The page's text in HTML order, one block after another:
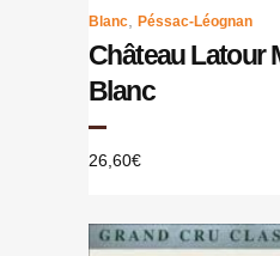
Blanc Péssac-Léognan
Château Latour
Blanc
26,60€